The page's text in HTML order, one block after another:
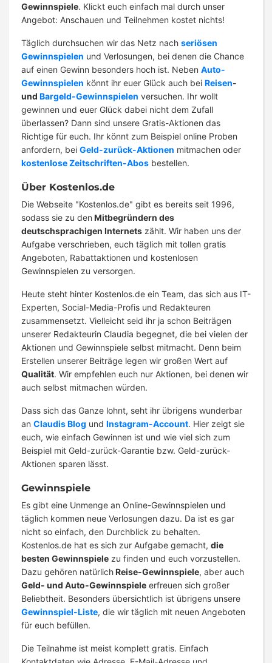
Gewinnspiele. Klickt euch einfach mal durch unser
Angebot: Anschauen und Teilnehmen kostet nichts!
Täglich durchsuchen wir das Netz nach seriösen
Gewinnspielen und Verlosungen, bei denen die Chance
auf einen Gewinn besonders hoch ist. Neben Auto-
Gewinnspielen könnt ihr euer Glück auch bei Reisen-
und Bargeld-Gewinnspielen versuchen. Ihr wollt
gewinnen und euer Glück dabei nicht dem Zufall
überlassen? Dann sind unsere Gratis-Aktionen das
Richtige für euch. Ihr könnt zum Beispiel online Proben
anfordern, bei Geld-zurück-Aktionen mitmachen oder
kostenlose Zeitschriften-Abos bestellen.
Über Kostenlos.de
Die Webseite "Kostenlos.de" gibt es bereits seit 1996,
sodass sie zu den Mitbegründern des
deutschsprachigen Internets zählt. Wir haben uns der
Aufgabe verschrieben, euch täglich mit tollen gratis
Angeboten, Rabattaktionen und kostenlosen
Gewinnspielen zu versorgen.
Heute steht hinter Kostenlos.de ein Team, das sich aus IT-
Experten, Social-Media-Profis und Redakteuren
zusammensetzt. Vielleicht seid ihr ja schon Beiträgen
unserer Redakteurin Claudia begegnet, die bei vielen der
Aktionen und Gewinnspiele selbst mitmacht. Denn beim
Erstellen unserer Beiträge legen wir großen Wert auf
Qualität. Wir empfehlen euch nur Aktionen, bei denen wir
auch selbst mitmachen würden.
Dass sich das Ganze lohnt, seht ihr übrigens wunderbar
an Claudis Blog und Instagram-Account. Hier zeigt sie
euch, wie einfach Gewinnen ist und wie viel sich zum
Beispiel mit Geld-zurück-Garantie bzw. Geld-zurück-
Aktionen sparen lässt.
Gewinnspiele
Es gibt eine Unmenge an Online-Gewinnspielen und
täglich kommen neue Verlosungen dazu. Da ist es gar
nicht so einfach, den Durchblick zu behalten.
Kostenlos.de hat es sich zur Aufgabe gemacht, die
besten Gewinnspiele zu finden und euch vorzustellen.
Dazu gehören natürlichReise-Gewinnspiele, aber auch
Geld- und Auto-Gewinnspiele erfreuen sich großer
Beliebtheit. Besonders übersichtlich ist übrigens unsere
Gewinnspiel-Liste, die wir täglich mit neuen Angeboten
für euch befüllen.
Die Teilnahme ist meist komplett gratis. Einfach